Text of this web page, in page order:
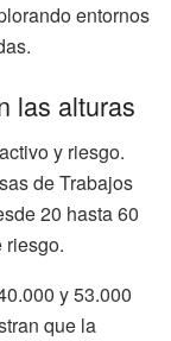
entornos
las alturas
y riesgo.
de Trabajos
20 hasta 60
riesgo.
y 53.000
que la